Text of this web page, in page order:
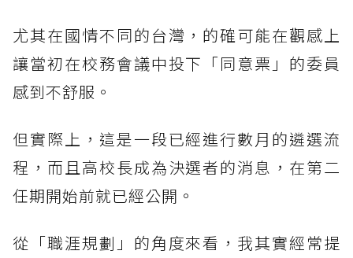
尤其在國情不同的台灣，的確可能在觀感上
讓當初在校務會議中投下「同意票」的委員
感到不舒服。
但實際上，這是一段已經進行數月的遴選流
程，而且高校長成為決選者的消息，在第二
任期開始前就已經公開。
從「職涯規劃」的角度來看，我其實經常提